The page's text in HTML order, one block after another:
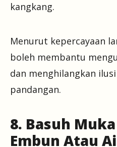
kangkang.
Menurut kepercayaan
boleh membantu
dan menghilangkan
pandangan.
8. Basuh
Embun Atau